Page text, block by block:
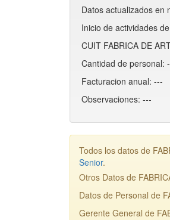
Datos actualizados en
Inicio de actividades
CUIT FABRICA DE
Cantidad de personal:
Facturacion anual: ---
Observaciones: ---
Todos los datos de
Senior.
Otros Datos de
Datos de Personal de
Gerente General de